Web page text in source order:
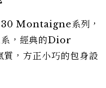
30 Montaigne系列，
系，經典的Dior
，方正小巧的包身設